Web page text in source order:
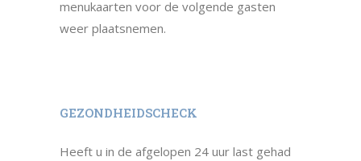
menukaarten voor de volgende gasten
weer plaatsnemen.
GEZONDHEIDSCHECK
Heeft u in de afgelopen 24 uur last gehad